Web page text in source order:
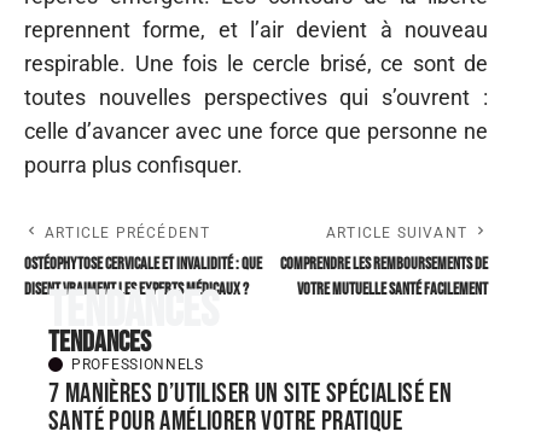
reprennent forme, et l’air devient à nouveau
respirable. Une fois le cercle brisé, ce sont de
toutes nouvelles perspectives qui s’ouvrent :
celle d’avancer avec une force que personne ne
pourra plus confisquer.
ARTICLE PRÉCÉDENT
Ostéophytose cervicale et invalidité : que
disent vraiment les experts médicaux ?
ARTICLE SUIVANT
Comprendre les remboursements de
votre mutuelle santé facilement
Tendances
Tendances
PROFESSIONNELS
7 manières d’utiliser un site spécialisé en
santé pour améliorer votre pratique